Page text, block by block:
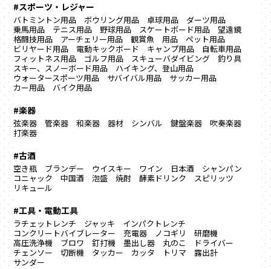
#スポーツ・レジャー
バトミントン用品 ボウリング用品 卓球用品
ダーツ用品
乗馬用品
テニス用品 野球用品 スケートボード用品
望遠鏡
格闘技用品
アーチェリー用品 観賞魚 用品
ペット用品
ビリヤード用品
電動キックボード キャンプ用品
自転車用品
フィットネス用品
ゴルフ用品 スキューバダイビング
釣り具
スキー、スノーボード用品
ハイキング、登山用品
ウォータースポーツ用品
サバイバル用品
サッカー用品
カー用品
バイク用品
#楽器
弦楽器 管楽器 和楽器 器材 シンバル 鍵盤楽器
吹奏楽器
打楽器
#古酒
空き瓶 ブランデー ウイスキー ワイン 日本酒
シャンパン
コニャック
中国酒 泡盛 焼酎 酵素ドリンク
スピリッツ
リキュール
#工具・電動工具
ラチェットレンチ ジャッキ
インパクトレンチ
コンクリートバイブレーター
充電器 ノコギリ
研磨機
高圧洗浄機
ブロワ 釘打機 墨出し器 丸のこ
ドライバー
チェンソー
切断機 タッカー カッタ トリマ
露出計
サンダー